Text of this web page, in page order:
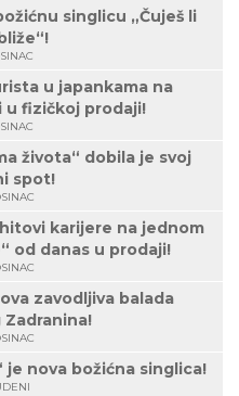
singlicu „Čuješ li
u japankama na
u fizičkoj prodaji!
života“ dobila je svoj
spot!
karijere na jednom
od danas u prodaji!
zavodljiva balada
je nova božićna singlica!